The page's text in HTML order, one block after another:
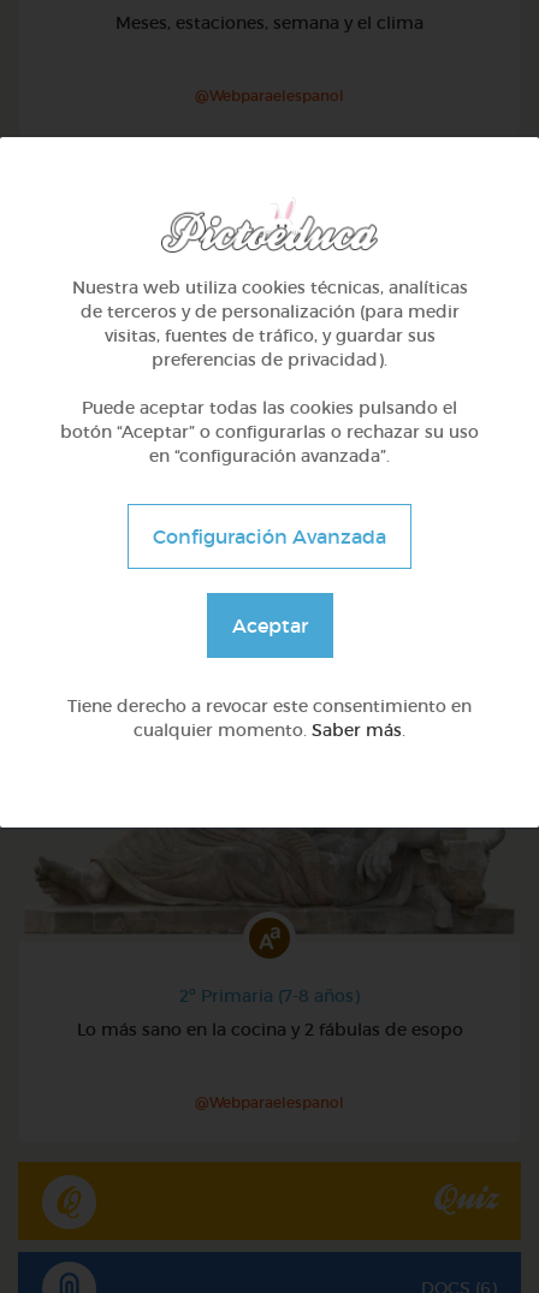
Meses, estaciones, semana y el clima
@Webparaelespanol
Números hasta 100 y calcular la hora
@Webparaelespanol
2º Primaria (7-8 años)
Lo más sano en la cocina y 2 fábulas de esopo
@Webparaelespanol
Quiz
DOCS (6)
Nuestra web utiliza cookies técnicas, analíticas
de terceros y de personalización (para medir
visitas, fuentes de tráfico, y guardar sus
preferencias de privacidad).
Puede aceptar todas las cookies pulsando el
botón “Aceptar” o configurarlas o rechazar su uso
en “configuración avanzada”.
Configuración Avanzada
Aceptar
Tiene derecho a revocar este consentimiento en
cualquier momento. Saber más.